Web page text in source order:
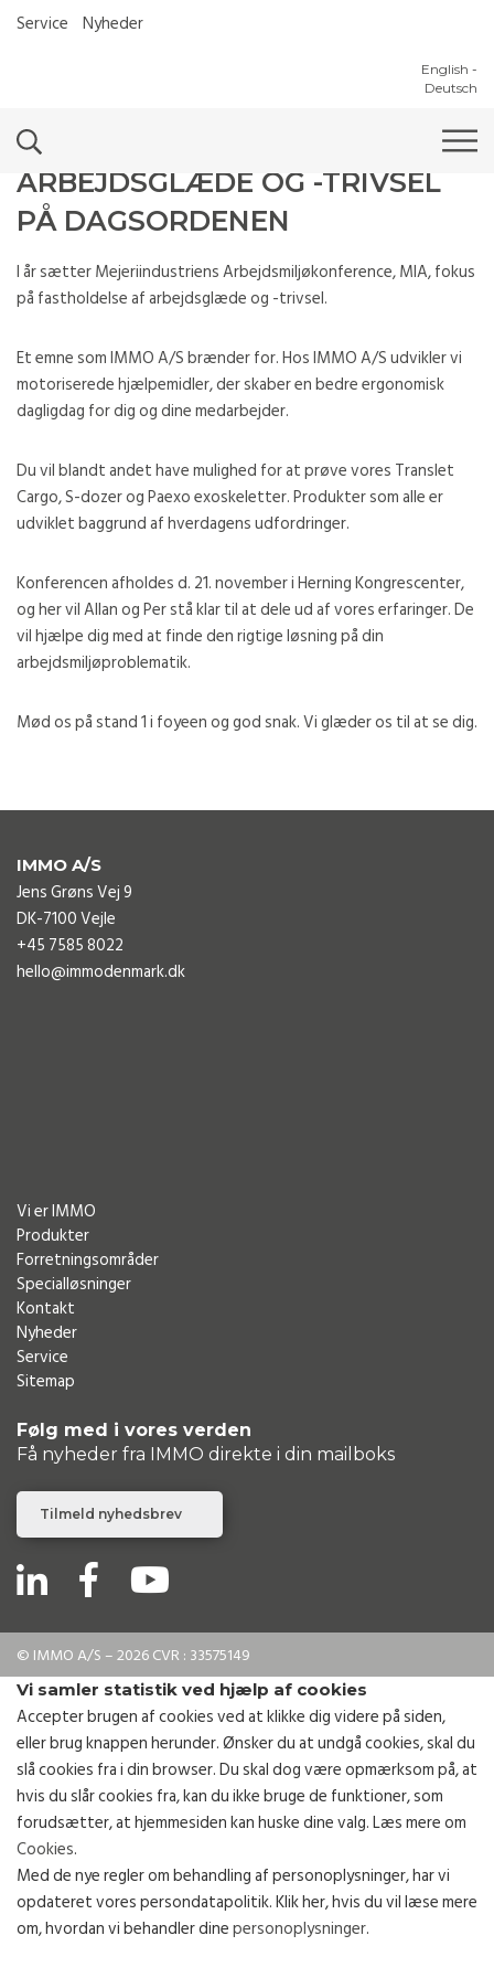
Service Nyheder
English -
Deutsch
ARBEJDSGLÆDE OG -TRIVSEL
PÅ DAGSORDENEN
I år sætter Mejeriindustriens Arbejdsmiljøkonference, MIA, fokus
på fastholdelse af arbejdsglæde og -trivsel.
Et emne som IMMO A/S brænder for. Hos IMMO A/S udvikler vi
motoriserede hjælpemidler, der skaber en bedre ergonomisk
dagligdag for dig og dine medarbejder.
Du vil blandt andet have mulighed for at prøve vores Translet
Cargo, S-dozer og Paexo exoskeletter. Produkter som alle er
udviklet baggrund af hverdagens udfordringer.
Konferencen afholdes d. 21. november i Herning Kongrescenter,
og her vil Allan og Per stå klar til at dele ud af vores erfaringer. De
vil hjælpe dig med at finde den rigtige løsning på din
arbejdsmiljøproblematik.
Mød os på stand 1 i foyeen og god snak. Vi glæder os til at se dig.
IMMO A/S
Jens Grøns Vej 9
DK-7100 Vejle
+45 7585 8022
hello@immodenmark.dk
Vi er IMMO
Produkter
Forretningsområder
Specialløsninger
Kontakt
Nyheder
Service
Sitemap
Følg med i vores verden
Få nyheder fra IMMO direkte i din mailboks
Tilmeld nyhedsbrev
© IMMO A/S – 2026 CVR : 33575149
Vi samler statistik ved hjælp af cookies
Accepter brugen af cookies ved at klikke dig videre på siden,
eller brug knappen herunder. Ønsker du at undgå cookies, skal du
slå cookies fra i din browser. Du skal dog være opmærksom på, at
hvis du slår cookies fra, kan du ikke bruge de funktioner, som
forudsætter, at hjemmesiden kan huske dine valg. Læs mere om
Cookies.
Med de nye regler om behandling af personoplysninger, har vi
opdateret vores persondatapolitik. Klik her, hvis du vil læse mere
om, hvordan vi behandler dinepersonoplysninger.